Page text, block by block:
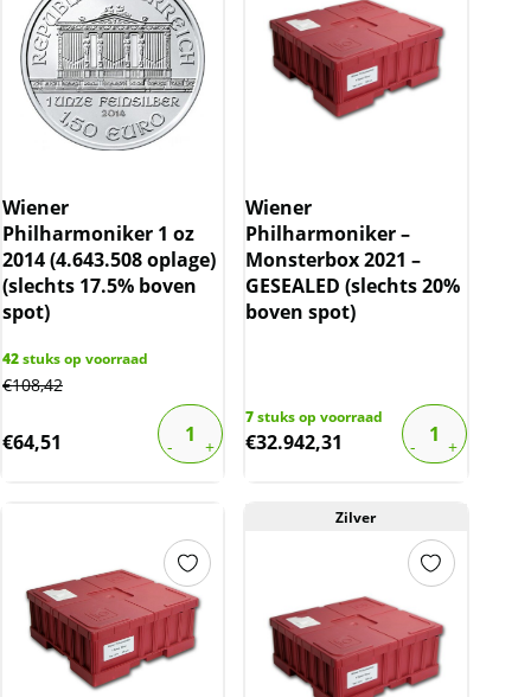
Wiener
Philharmoniker 1 oz
2014 (4.643.508 oplage)
(slechts 17.5% boven
spot)
42stuks op voorraad
€108,42
€64,51
Wiener
Philharmoniker –
Monsterbox 2021 –
GESEALED (slechts 20%
boven spot)
7stuks op voorraad
€32.942,31
Zilver